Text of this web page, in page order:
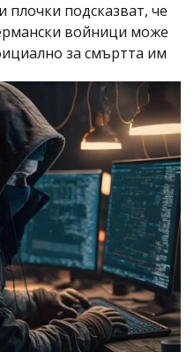
подсказват, че
войници може
за смъртта им